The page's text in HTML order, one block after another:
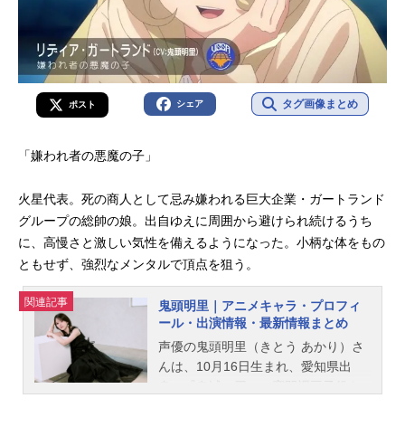
ポスト シェア タグ画像まとめ
「嫌われ者の悪魔の子」
火星代表。死の商人として忌み嫌われる巨大企業・ガートランド
グループの総帥の娘。出自ゆえに周囲から避けられ続けるうち
に、高慢さと激しい気性を備えるようになった。小柄な体をもの
ともせず、強烈なメンタルで頂点を狙う。
関連記事
鬼頭明里｜アニメキャラ・プロフィ
ール・出演情報・最新情報まとめ
声優の鬼頭明里（きとう あかり）さ
んは、10月16日生まれ、愛知県出